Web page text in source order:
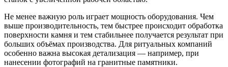
Не менее важную роль играет мощность оборудования. Чем
выше производительность, тем быстрее происходит обработка
поверхности камня и тем стабильнее получается результат при
больших объёмах производства. Для ритуальных компаний
особенно важна высокая детализация — например, при
нанесении фотографий на гранитные памятники.